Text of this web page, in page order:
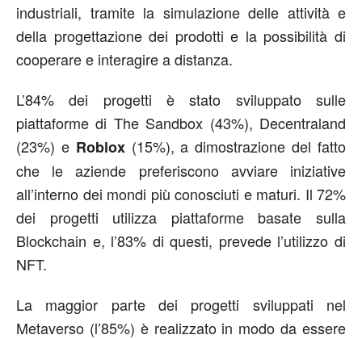
industriali, tramite la simulazione delle attività e
della progettazione dei prodotti e la possibilità di
cooperare e interagire a distanza.
L’84% dei progetti è stato sviluppato sulle
piattaforme di The Sandbox (43%), Decentraland
(23%) e Roblox(15%), a dimostrazione del fatto
che le aziende preferiscono avviare iniziative
all’interno dei mondi più conosciuti e maturi. Il 72%
dei progetti utilizza piattaforme basate sulla
Blockchain e, l’83% di questi, prevede l’utilizzo di
NFT.
La maggior parte dei progetti sviluppati nel
Metaverso (l’85%) è realizzato in modo da essere